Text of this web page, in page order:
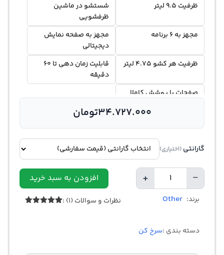
ظرفیت 9.5 لیتر
شستشو در ماشین
ظرفشویی
مجهز به 6 برنامه
مجهز به صفحه نمایش
دیجیتالی
ظرفیت هر کشو 4.75 لیتر
قابلیت زمان دهی تا 60
دقیقه
صفحات با پوشش کاملا
34.727.000تومان
گارانتی (اختیاری)
−
تعداد + افزودن به سبد خرید
برند: Other نظرات و سوالات (1) :
دسته بندی :سرخ کن